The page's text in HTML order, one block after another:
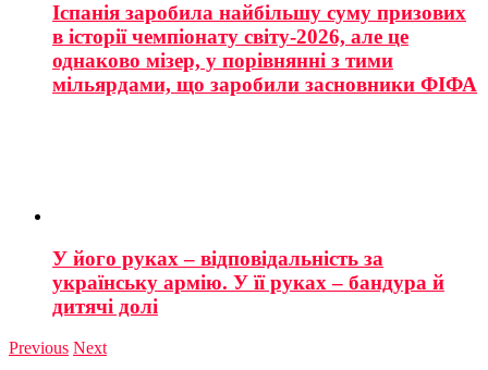
Іспанія заробила найбільшу суму призових
в історії чемпіонату світу-2026, але це
однаково мізер, у порівнянні з тими
мільярдами, що заробили засновники ФІФА
У його руках – відповідальність за
українську армію. У її руках – бандура й
дитячі долі
Previous Next